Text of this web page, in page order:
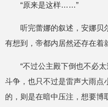
“原来是这样……”
听完蕾娜的叙述，安娜贝
有想到，帝都内居然还存在着
“不过公主殿下倒也不必
斗争，也只不过是雷声大雨点
的，则是在暗中压注，想要博